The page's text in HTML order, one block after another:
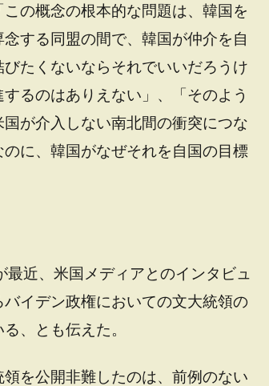
の概念の根本的な問題は、韓国を
する同盟の間で、韓国が仲介を自
たくないならそれでいいだろうけ
るのはありえない」、「そのよう
が介入しない南北間の衝突につな
に、韓国がなぜそれを自国の目標
近、米国メディアとのインタビュ
イデン政権においての文大統領の
、とも伝えた。
を公開非難したのは、前例のない